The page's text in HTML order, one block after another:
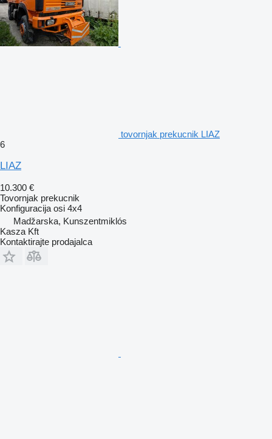
tovornjak prekucnik LIAZ
6
LIAZ
10.300 €
Tovornjak prekucnik
Konfiguracija osi 4x4
Madžarska, Kunszentmiklós
Kasza Kft
Kontaktirajte prodajalca